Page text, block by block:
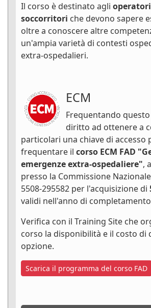
Il corso è destinato agli
soccorritori che devono sapere
oltre a conoscere altre
un'ampia varietà di contesti
extra-ospedalieri.
ECM
Frequentando
diritto ad ottenere a
particolari una chiave di accesso
frequentare il corso ECM FAD
emergenze extra-ospedaliere",
presso la Commissione
5508-295582 per l'acquisizione di
validi nell'anno di
Verifica con il Training Site che
corso la disponibilità e il costo di
opzione.
Scarica il programma del corso FAD